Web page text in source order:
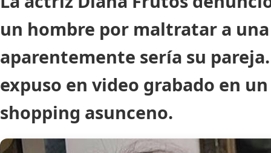
un hombre por maltratar a
aparentemente sería su
expuso en video grabado en
shopping asunceno.